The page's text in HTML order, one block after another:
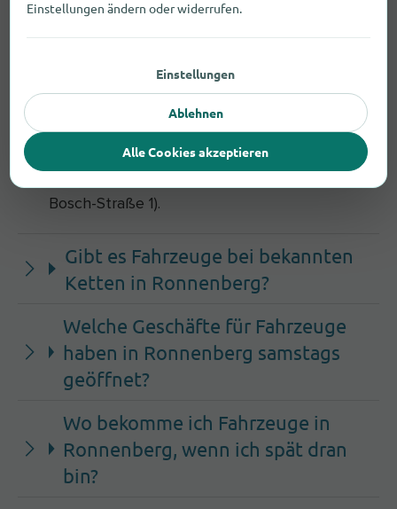
Fahrzeuge?
In Ronnenberg findest du einige Anbieter, die
sich auf Fahrzeuge spezialisiert haben.
Bosch-Straße 1).
Gibt es Fahrzeuge bei bekannten
Ketten in Ronnenberg?
Welche Geschäfte für Fahrzeuge
haben in Ronnenberg samstags
geöffnet?
Wo bekomme ich Fahrzeuge in
Ronnenberg, wenn ich spät dran
bin?
Einstellungen ändern oder widerrufen.
Einstellungen
Ablehnen
Alle Cookies akzeptieren